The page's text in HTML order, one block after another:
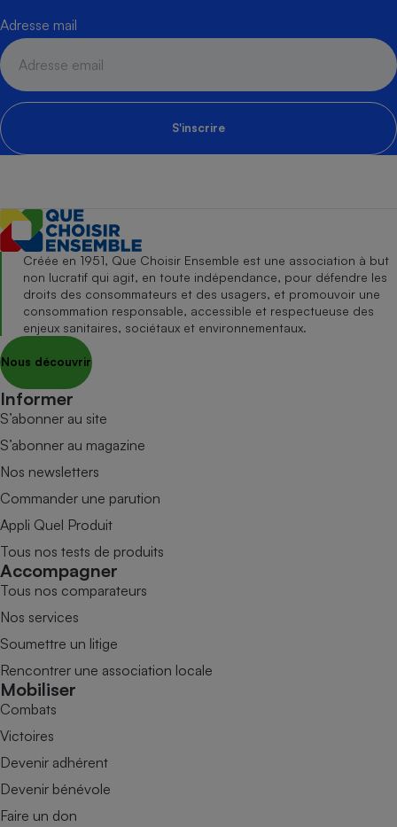
Adresse mail
S'inscrire
Créée en 1951, Que Choisir Ensemble est une association à but
non lucratif qui agit, en toute indépendance, pour défendre les
droits des consommateurs et des usagers, et promouvoir une
consommation responsable, accessible et respectueuse des
enjeux sanitaires, sociétaux et environnementaux.
Nous découvrir
Informer
S’abonner au site
S’abonner au magazine
Nos newsletters
Commander une parution
Appli Quel Produit
Tous nos tests de produits
Accompagner
Tous nos comparateurs
Nos services
Soumettre un litige
Rencontrer une association locale
Mobiliser
Combats
Victoires
Devenir adhérent
Devenir bénévole
Faire un don